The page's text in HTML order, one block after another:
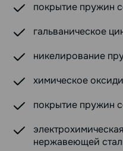
покрытие пружин
гальваническое
никелирование
химическое
покрытие пружин
нержавеющей